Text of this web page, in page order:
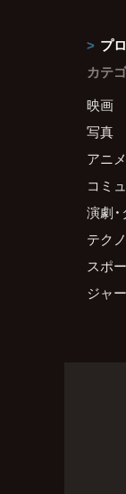
プ
カテ
映画
写真
アニメ
コミ
演劇
テク
スポ
ジャ